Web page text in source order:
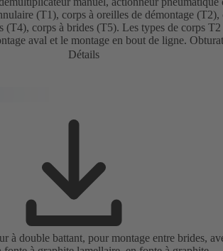
(T1), corps à oreilles de démontage (T2),
(T4), corps à brides (T5). Les types de corps
aval et le montage en bout de ligne.
ou en acier inoxydable. Raccordements
Détails
à double battant, pour montage entre brides,